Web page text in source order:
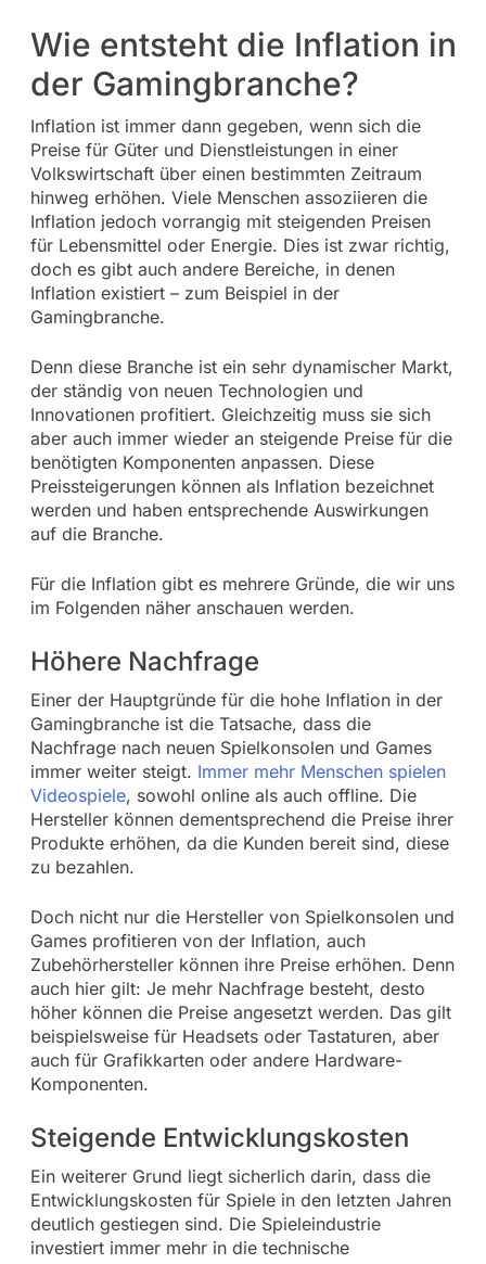
Wie entsteht die Inflation in
der Gamingbranche?
Inflation ist immer dann gegeben, wenn sich die
Preise für Güter und Dienstleistungen in einer
Volkswirtschaft über einen bestimmten Zeitraum
hinweg erhöhen. Viele Menschen assoziieren die
Inflation jedoch vorrangig mit steigenden Preisen
für Lebensmittel oder Energie. Dies ist zwar richtig,
doch es gibt auch andere Bereiche, in denen
Inflation existiert – zum Beispiel in der
Gamingbranche.
Denn diese Branche ist ein sehr dynamischer Markt,
der ständig von neuen Technologien und
Innovationen profitiert. Gleichzeitig muss sie sich
aber auch immer wieder an steigende Preise für die
benötigten Komponenten anpassen. Diese
Preissteigerungen können als Inflation bezeichnet
werden und haben entsprechende Auswirkungen
auf die Branche.
Für die Inflation gibt es mehrere Gründe, die wir uns
im Folgenden näher anschauen werden.
Höhere Nachfrage
Einer der Hauptgründe für die hohe Inflation in der
Gamingbranche ist die Tatsache, dass die
Nachfrage nach neuen Spielkonsolen und Games
immer weiter steigt. Immer mehr Menschen spielen
Videospiele, sowohl online als auch offline. Die
Hersteller können dementsprechend die Preise ihrer
Produkte erhöhen, da die Kunden bereit sind, diese
zu bezahlen.
Doch nicht nur die Hersteller von Spielkonsolen und
Games profitieren von der Inflation, auch
Zubehörhersteller können ihre Preise erhöhen. Denn
auch hier gilt: Je mehr Nachfrage besteht, desto
höher können die Preise angesetzt werden. Das gilt
beispielsweise für Headsets oder Tastaturen, aber
auch für Grafikkarten oder andere Hardware-
Komponenten.
Steigende Entwicklungskosten
Ein weiterer Grund liegt sicherlich darin, dass die
Entwicklungskosten für Spiele in den letzten Jahren
deutlich gestiegen sind. Die Spieleindustrie
investiert immer mehr in die technische